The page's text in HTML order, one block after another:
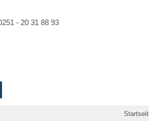
- 20 31 88 93